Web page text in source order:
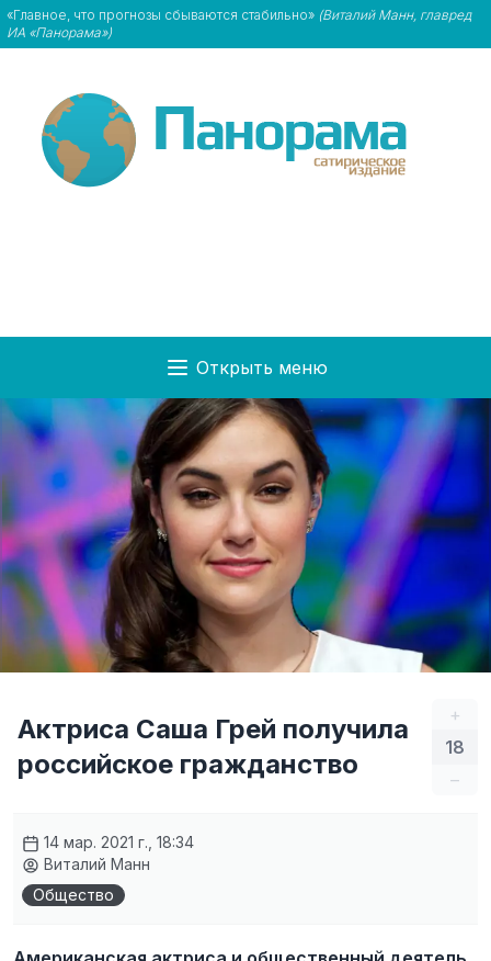
«Главное, что прогнозы сбываются стабильно» (Виталий Манн, главред
ИА «Панорама»)
Открыть меню
+
18
–
Актриса Саша Грей получила
российское гражданство
14 мар. 2021 г., 18:34
Виталий Манн
Общество